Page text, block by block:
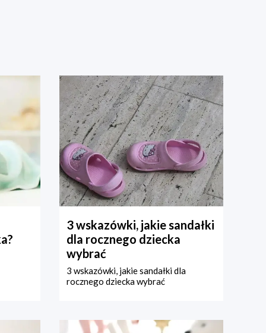
3 wskazówki, jakie sandałki
dla rocznego dziecka
wybrać
3 wskazówki, jakie sandałki dla
rocznego dziecka wybrać